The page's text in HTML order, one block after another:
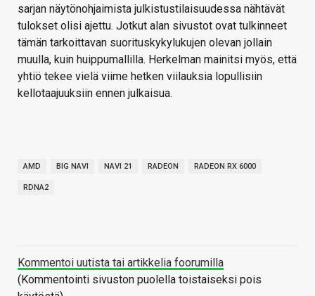
sarjan näytönohjaimista julkistustilaisuudessa nähtävät
tulokset olisi ajettu. Jotkut alan sivustot ovat tulkinneet
tämän tarkoittavan suorituskykylukujen olevan jollain
muulla, kuin huippumallilla. Herkelman mainitsi myös, että
yhtiö tekee vielä viime hetken viilauksia lopullisiin
kellotaajuuksiin ennen julkaisua.
AMD BIG NAVI NAVI 21 RADEON RADEON RX 6000
RDNA2
Kommentoi uutista tai artikkelia foorumilla
(Kommentointi sivuston puolella toistaiseksi pois